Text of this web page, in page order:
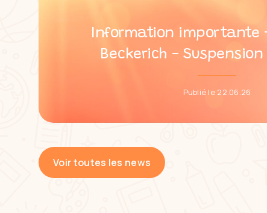
Information importante
Beckerich -
Publié le 22.06.26
Voir toutes les news